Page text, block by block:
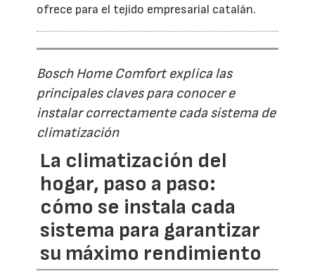
ofrece para el tejido empresarial catalán.
Bosch Home Comfort explica las
principales claves para conocer e
instalar correctamente cada sistema de
climatización
La climatización del
hogar, paso a paso:
cómo se instala cada
sistema para garantizar
su máximo rendimiento